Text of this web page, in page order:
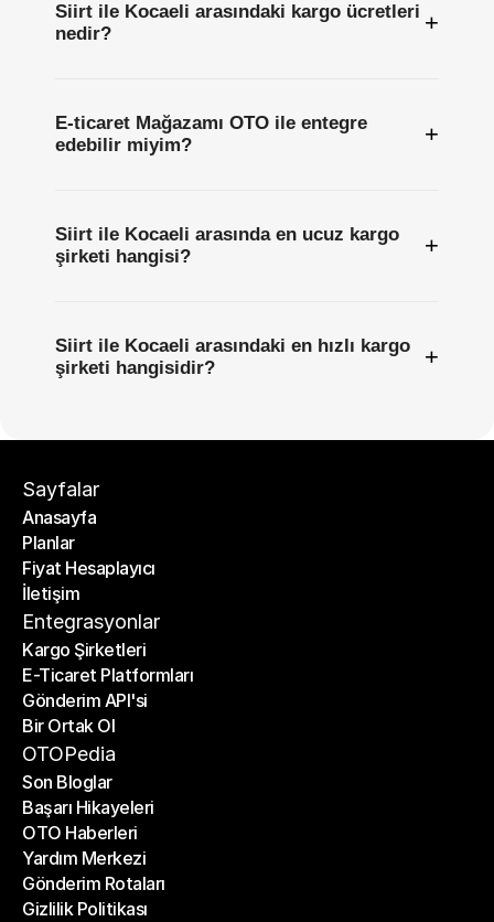
Siirt ile Kocaeli arasındaki kargo ücretleri
nedir?
+
E-ticaret Mağazamı OTO ile entegre
edebilir miyim?
+
Siirt ile Kocaeli arasında en ucuz kargo
şirketi hangisi?
+
Siirt ile Kocaeli arasındaki en hızlı kargo
şirketi hangisidir?
+
Sayfalar
Anasayfa
Anasayfa
Planlar
Planlar
Fiyat Hesaplayıcı
Fiyat Hesaplayıcı
İletişim
İletişim
Entegrasyonlar
Kargo Şirketleri
Kargo Şirketleri
E-Ticaret Platformları
E-Ticaret Platformları
Gönderim API'si
Gönderim API'si
Bir Ortak Ol
Bir Ortak Ol
OTOPedia
Son Bloglar
Son Bloglar
Başarı Hikayeleri
Başarı Hikayeleri
OTO Haberleri
OTO Haberleri
Yardım Merkezi
Yardım Merkezi
Gönderim Rotaları
Gönderim Rotaları
Gizlilik Politikası